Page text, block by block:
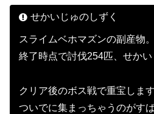
せかいじゅのしずく
スライムベホマズンの副産物。
終了時点で討伐254匹、せかい
クリア後のボス戦で重宝します
ついでに集まっちゃうのがす